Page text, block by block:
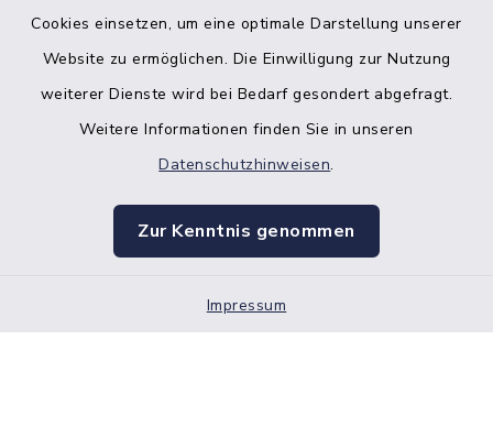
Cookies einsetzen, um eine optimale Darstellung unserer
Website zu ermöglichen. Die Einwilligung zur Nutzung
weiterer Dienste wird bei Bedarf gesondert abgefragt.
Weitere Informationen finden Sie in unseren
Datenschutzhinweisen.
Zur Kenntnis genommen
Impressum
Bankverbindung der Amtskasse
Barrierefreiheit
Impressum
Sitemap